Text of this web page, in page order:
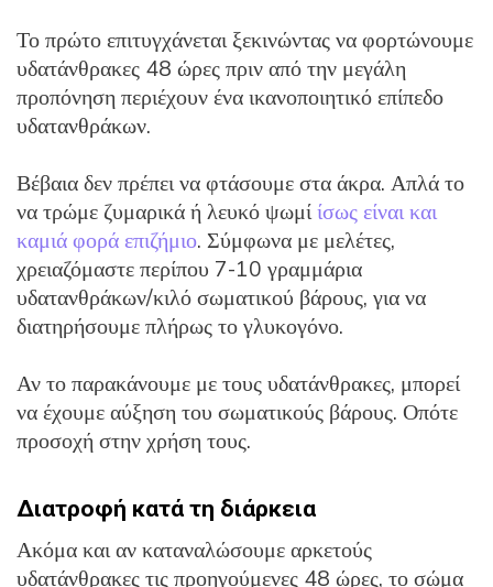
Το πρώτο επιτυγχάνεται ξεκινώντας να φορτώνουμε
υδατάνθρακες 48 ώρες πριν από την μεγάλη
προπόνηση περιέχουν ένα ικανοποιητικό επίπεδο
υδατανθράκων.
Βέβαια δεν πρέπει να φτάσουμε στα άκρα. Απλά το
να τρώμε ζυμαρικά ή λευκό ψωμίίσως είναι και
καμιά φορά επιζήμιο. Σύμφωνα με μελέτες,
χρειαζόμαστε περίπου 7-10 γραμμάρια
υδατανθράκων/κιλό σωματικού βάρους, για να
διατηρήσουμε πλήρως το γλυκογόνο.
Αν το παρακάνουμε με τους υδατάνθρακες, μπορεί
να έχουμε αύξηση του σωματικούς βάρους. Οπότε
προσοχή στην χρήση τους.
Διατροφή κατά τη διάρκεια
Ακόμα και αν καταναλώσουμε αρκετούς
υδατάνθρακες τις προηγούμενες 48 ώρες, το σώμα